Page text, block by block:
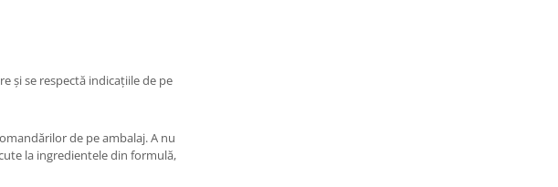
și se respectă indicațiile de pe
de pe ambalaj. A nu
la ingredientele din formulă,